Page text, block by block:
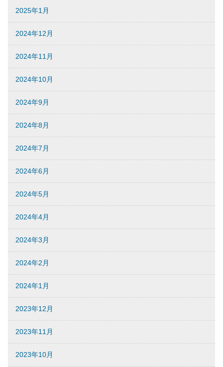
2025年1月
2024年12月
2024年11月
2024年10月
2024年9月
2024年8月
2024年7月
2024年6月
2024年5月
2024年4月
2024年3月
2024年2月
2024年1月
2023年12月
2023年11月
2023年10月